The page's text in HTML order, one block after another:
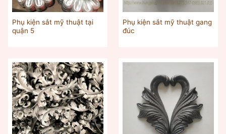
Phụ kiện sắt mỹ thuật tại
quận 5
Phụ kiện sắt mỹ thuật gang
đúc